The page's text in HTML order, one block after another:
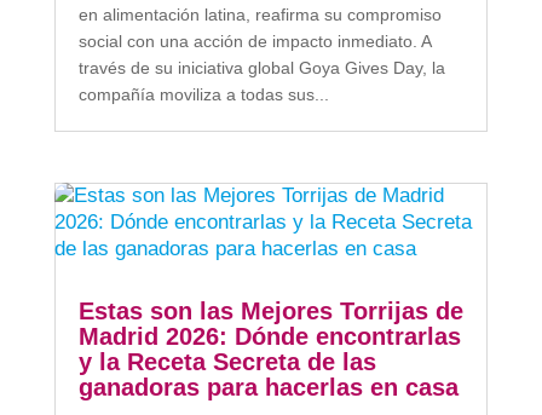
en alimentación latina, reafirma su compromiso
social con una acción de impacto inmediato. A
través de su iniciativa global Goya Gives Day, la
compañía moviliza a todas sus...
Estas son las Mejores Torrijas de
Madrid 2026: Dónde encontrarlas
y la Receta Secreta de las
ganadoras para hacerlas en casa